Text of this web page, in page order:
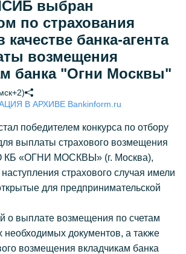
выбран
по страхования
банка-агента
возмещения
банка "Огни Москвы"
В АРХИВЕ Bankinform.ru
победителем конкурса по отбору
выплаты страхового возмещения
КБ «ОГНИ МОСКВЫ» (г. Москва),
страхового случая имели
для предпринимательской
о выплате возмещения по счетам
необходимых документов, а также
возмещения вкладчикам банка